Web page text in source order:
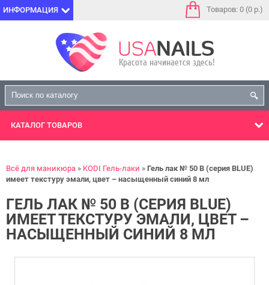
ИНФОРМАЦИЯ Товаров: 0 (0 р.)
КАТАЛОГ ТОВАРОВ
Всё для маникюра KODI Гель-лаки
Гель лак № 50 B (серия BLUE)
имеет текстуру эмали, цвет – насыщенный синий 8 мл
ГЕЛЬ ЛАК № 50 B (СЕРИЯ BLUE)
ИМЕЕТ ТЕКСТУРУ ЭМАЛИ, ЦВЕТ –
НАСЫЩЕННЫЙ СИНИЙ 8 МЛ